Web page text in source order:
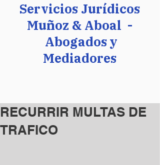
Servicios Jurídicos
Muñoz & Aboal -
Abogados y
Mediadores
RECURRIR MULTAS DE
TRAFICO